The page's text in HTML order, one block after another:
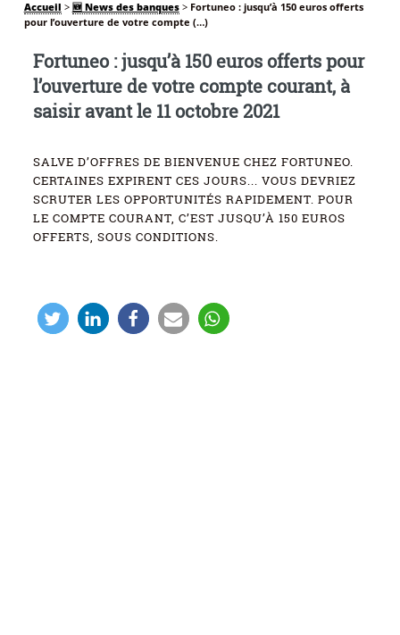
Accueil > 🆕 News des banques> Fortuneo : jusqu’à 150 euros offerts
pour l’ouverture de votre compte (…)
Fortuneo : jusqu’à 150 euros offerts pour
l’ouverture de votre compte courant, à
saisir avant le 11 octobre 2021
SALVE D’OFFRES DE BIENVENUE CHEZ FORTUNEO.
CERTAINES EXPIRENT CES JOURS... VOUS DEVRIEZ
SCRUTER LES OPPORTUNITÉS RAPIDEMENT. POUR
LE COMPTE COURANT, C’EST JUSQU’À 150 EUROS
OFFERTS, SOUS CONDITIONS.